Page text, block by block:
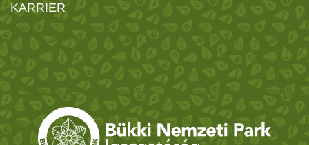
KARRIER